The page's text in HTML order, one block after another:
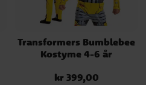
Transformers Bumblebee
Kostyme 4-6 år
Pris:kr 399,00
kr 399,00